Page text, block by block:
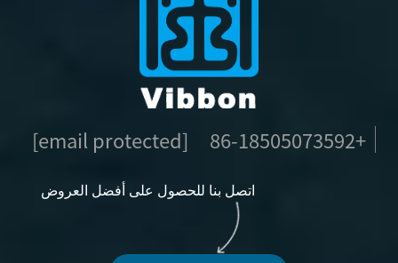
+86-18505073592
[email protected]
اتصل بنا للحصول على أفضل العروض